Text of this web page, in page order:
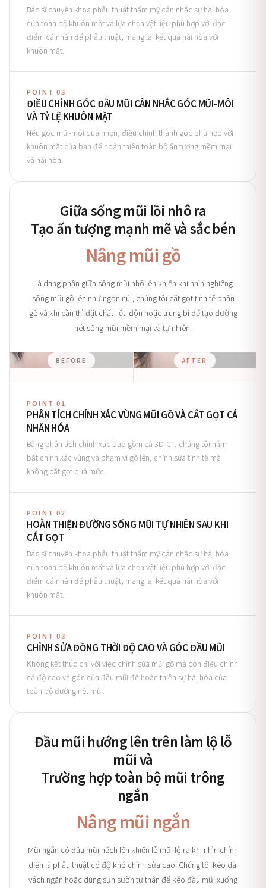
Bác sĩ chuyên khoa phẫu thuật thẩm mỹ cân nhắc sự hài hòa
của toàn bộ khuôn mặt và lựa chọn vật liệu phù hợp với đặc
điểm cá nhân để phẫu thuật, mang lại kết quả hài hòa với
khuôn mặt.
POINT 03
ĐIỀU CHỈNH GÓC ĐẦU MŨI CÂN NHẮC GÓC MŨI-MÔI
VÀ TỶ LỆ KHUÔN MẶT
Nếu góc mũi-môi quá nhọn, điều chỉnh thành góc phù hợp với
khuôn mặt của bạn để hoàn thiện toàn bộ ấn tượng mềm mại
và hài hòa.
Giữa sống mũi lồi nhô ra
Tạo ấn tượng mạnh mẽ và sắc bén
Nâng mũi gồ
Là dạng phần giữa sống mũi nhô lên khiến khi nhìn nghiêng
sống mũi gồ lên như ngọn núi, chúng tôi cắt gọt tinh tế phần
gồ và khi cần thì đặt chất liệu độn hoặc trung bì để tạo đường
nét sống mũi mềm mại và tự nhiên.
BEFORE AFTER
POINT 01
PHÂN TÍCH CHÍNH XÁC VÙNG MŨI GỒ VÀ CẮT GỌT CÁ
NHÂN HÓA
Bằng phân tích chính xác bao gồm cả 3D-CT, chúng tôi nắm
bắt chính xác vùng và phạm vi gồ lên, chỉnh sửa tinh tế mà
không cắt gọt quá mức.
POINT 02
HOÀN THIỆN ĐƯỜNG SỐNG MŨI TỰ NHIÊN SAU KHI
CẮT GỌT
Bác sĩ chuyên khoa phẫu thuật thẩm mỹ cân nhắc sự hài hòa
của toàn bộ khuôn mặt và lựa chọn vật liệu phù hợp với đặc
điểm cá nhân để phẫu thuật, mang lại kết quả hài hòa với
khuôn mặt.
POINT 03
CHỈNH SỬA ĐỒNG THỜI ĐỘ CAO VÀ GÓC ĐẦU MŨI
Không kết thúc chỉ với việc chỉnh sửa mũi gồ mà còn điều chỉnh
cả độ cao và góc của đầu mũi để hoàn thiện sự hài hòa của
toàn bộ đường nét mũi.
Đầu mũi hướng lên trên làm lộ lỗ
mũi và
Trường hợp toàn bộ mũi trông
ngắn
Nâng mũi ngắn
Mũi ngắn có đầu mũi hếch lên khiến lỗ mũi lộ ra khi nhìn chính
diện là phẫu thuật có độ khó chỉnh sửa cao. Chúng tôi kéo dài
vách ngăn hoặc dùng sụn sườn tự thân để kéo đầu mũi xuống